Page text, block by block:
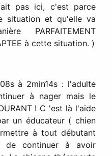
pas ici, c'est parce
situation et qu'elle va
PARFAITEMENT
à cette situation. )
à 2min14s : l'adulte
à nager mais le
! C 'est là l'aide
un éducateur ( chien
à tout débutant
de continuer à avoir